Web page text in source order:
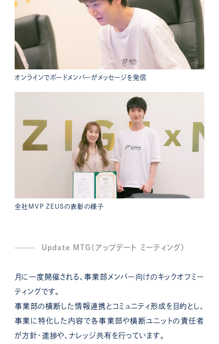
オンラインでボードメンバーがメッセージを発信
全社MVP ZEUSの表彰の様子
Update MTG（アップデート ミーティング）
月に一度開催される、事業部メンバー向けのキックオフミー
ティングです。
事業部の横断した情報連携とコミュニティ形成を目的とし、
事業に特化した内容で各事業部や横断ユニットの責任者
が方針・進捗や、ナレッジ共有を行っています。